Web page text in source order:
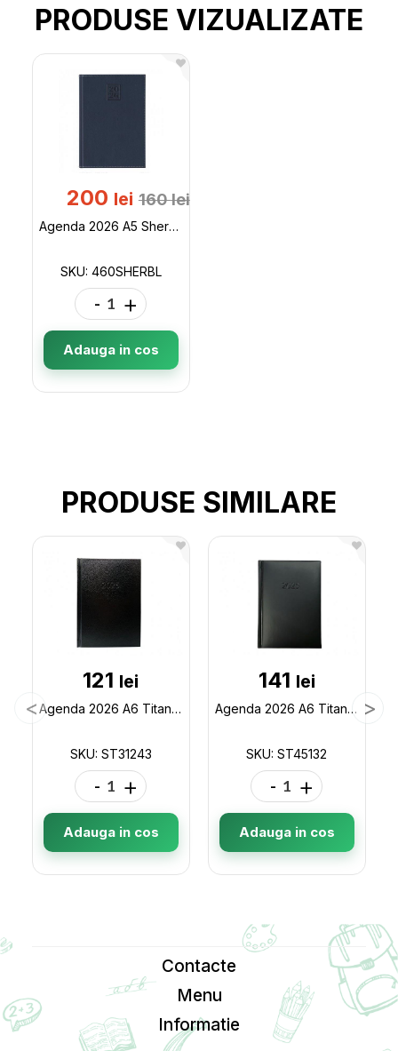
PRODUSE VIZUALIZATE
200 lei 160lei
Agenda 2026 A5 Sherwood (Albastra) 460SHERBL
SKU: 460SHERBL
- +
Adauga in cos
PRODUSE SIMILARE
121 lei
Agenda 2026 A6 Titanum cop tare lucioase ST31243
SKU: ST31243
- +
Adauga in cos
141 lei
Agenda 2026 A6 Titanum negru mat ST45132
SKU: ST45132
- +
Adauga in cos
Contacte
Menu
Informatie